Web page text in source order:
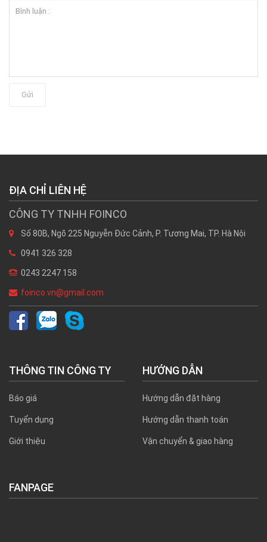
Gửi
ĐỊA CHỈ LIÊN HỆ
CÔNG TY TNHH FOINCO
Số 80B, Ngõ 225 Nguyễn Đức Cảnh, P. Tương Mai, TP. Hà Nội
0941 326 328
0243 2247 158
foinco.vn@gmail.com
THÔNG TIN CÔNG TY
Báo giá
Tuyển dụng
Giới thiệu
HƯỚNG DẪN
Hướng dẫn đặt hàng
Hướng dẫn thanh toán
Vận chuyển & giao hàng
FANPAGE